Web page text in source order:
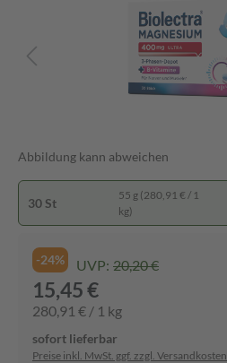
Abbildung kann abweichen
30 St
55 g (280,91 € / 1
kg)
-24% UVP: 20,20 €
15,45 €
280,91 € / 1 kg
sofort lieferbar
Preise inkl. MwSt. ggf. zzgl. Versandkosten